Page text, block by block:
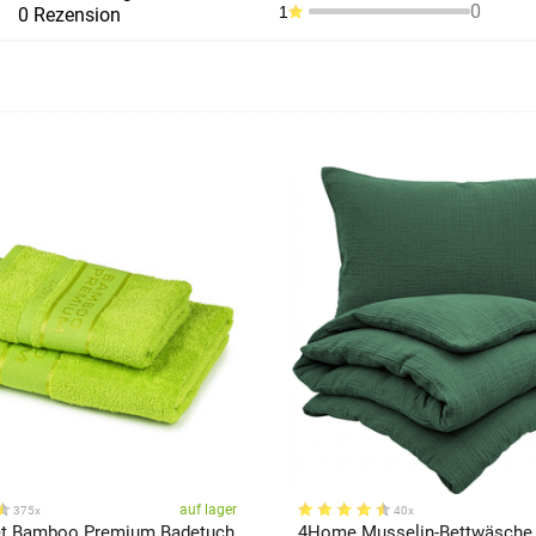
0 Rezension
1 0
375x auf lager 40x